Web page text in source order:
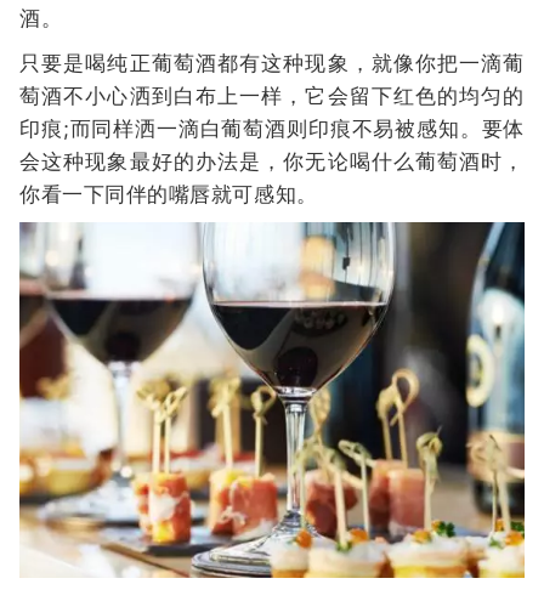
酒。
只要是喝纯正葡萄酒都有这种现象，就像你把一滴葡
萄酒不小心洒到白布上一样，它会留下红色的均匀的
印痕;而同样洒一滴白葡萄酒则印痕不易被感知。要体
会这种现象最好的办法是，你无论喝什么葡萄酒时，
你看一下同伴的嘴唇就可感知。